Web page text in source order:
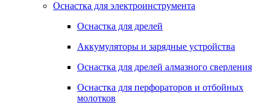
Оснастка для электроинструмента
Оснастка для дрелей
Аккумуляторы и зарядные устройства
Оснастка для дрелей алмазного сверления
Оснастка для перфораторов и отбойных
молотков